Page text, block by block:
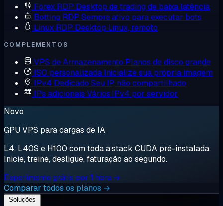
Forex RDP Desktop de trading de baixa latência
Botting RDP Sempre ativo para executar bots
Linux RDP Desktop Linux, remoto
COMPLEMENTOS
VPS de Armazenamento Planos de disco grande
ISO personalizada Inicialize sua própria imagem
IPv4 Dedicado Seu IP, não compartilhado
IPs adicionais Vários IPv4 por servidor
Novo
GPU VPS para cargas de IA
L4, L40S e H100 com toda a stack CUDA pré-instalada.
Inicie, treine, desligue, faturação ao segundo.
Experimente grátis por 1 hora →
Comparar todos os planos →